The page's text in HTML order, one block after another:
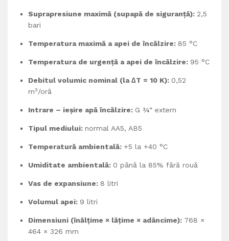
Suprapresiune maximă (supapă de siguranță): 2,5
bari
Temperatura maximă a apei de încălzire: 85 °C
Temperatura de urgență a apei de încălzire: 95 °C
Debitul volumic nominal (la ∆T = 10 K): 0,52
m3/oră
Intrare – ieșire apă încălzire: G ¾“ extern
Tipul mediului: normal AA5, AB5
Temperatură ambientală: +5 la +40 °C
Umiditate ambientală: 0 până la 85% fără rouă
Vas de expansiune: 8 litri
Volumul apei: 9 litri
Dimensiuni (înălțime × lățime × adâncime): 768 ×
464 × 326 mm